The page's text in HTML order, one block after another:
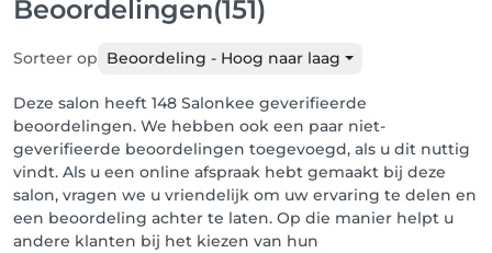
Beoordelingen(151)
Sorteer op Beoordeling - Hoog naar laag
Deze salon heeft 148 Salonkee geverifieerde
beoordelingen. We hebben ook een paar niet-
geverifieerde beoordelingen toegevoegd, als u dit nuttig
vindt. Als u een online afspraak hebt gemaakt bij deze
salon, vragen we u vriendelijk om uw ervaring te delen en
een beoordeling achter te laten. Op die manier helpt u
andere klanten bij het kiezen van hun